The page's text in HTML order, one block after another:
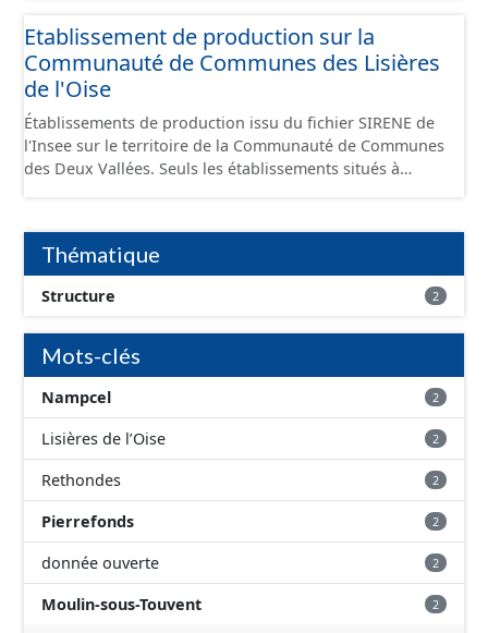
Etablissement de production sur la
Communauté de Communes des Lisières
de l'Oise
Établissements de production issu du fichier SIRENE de
l'Insee sur le territoire de la Communauté de Communes
des Deux Vallées. Seuls les établissements situés à
conformément aux prescriptions du standard CNIG Sites
Économiques. Ce lot ne contient pas la référence aux
terrains à vocation économique à ce jour. Il est filtré au-
delà des prescriptions du CNIG se limitant aux SCI.
Thématique
Structure 2
Mots-clés
Nampcel 2
Lisières de l’Oise 2
Rethondes 2
Pierrefonds 2
donnée ouverte 2
Moulin-sous-Touvent 2